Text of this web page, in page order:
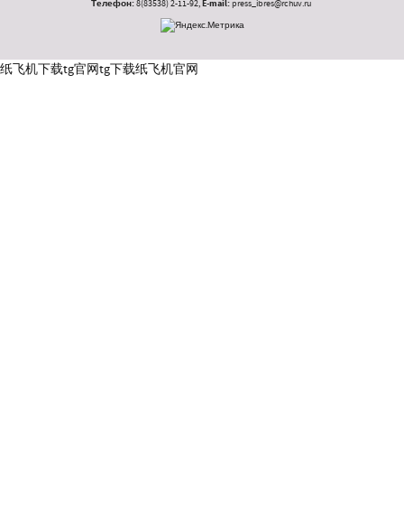
Телефон:8(83538) 2-11-92,E-mail:press_ibres@rchuv.ru
纸飞机下载tg官网tg下载纸飞机官网